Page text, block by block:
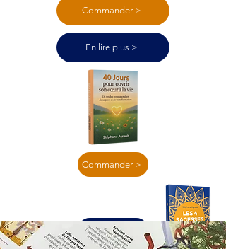
Commander >
En lire plus >
Commander >
En lire plus >